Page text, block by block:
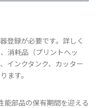
登録が必要です。詳しく
消耗品（プリントヘッ
インクタンク、カッター
ます。
能部品の保有期間を迎える